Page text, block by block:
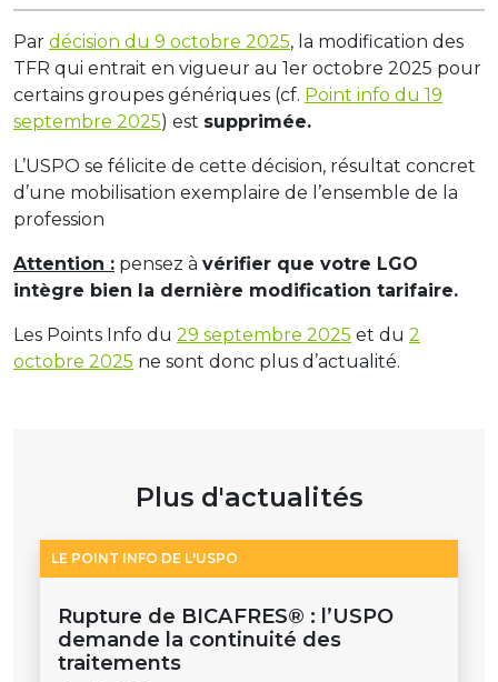
Par décision du 9 octobre 2025, la modification des
TFR qui entrait en vigueur au 1er octobre 2025 pour
certains groupes génériques (cf. Point info du 19
septembre 2025) est supprimée.
L’USPO se félicite de cette décision, résultat concret
d’une mobilisation exemplaire de l’ensemble de la
profession
Attention : pensez à vérifier que votre LGO
intègre bien la dernière modification tarifaire.
Les Points Info du 29 septembre 2025 et du 2
octobre 2025 ne sont donc plus d’actualité.
Plus d'actualités
LE POINT INFO DE L'USPO
Rupture de BICAFRES® : l’USPO
demande la continuité des
traitements